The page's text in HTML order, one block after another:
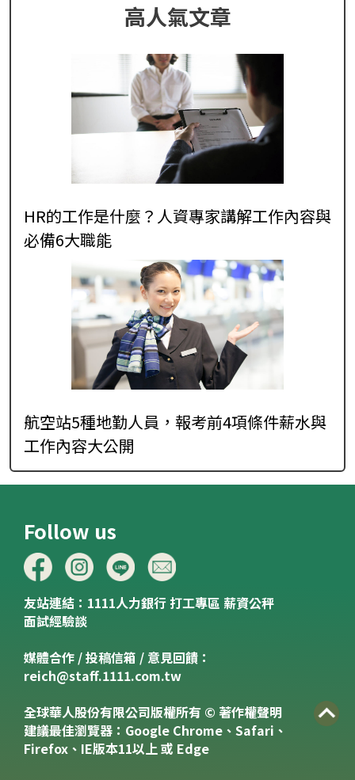
高人氣文章
HR的工作是什麼？人資專家講解工作內容與
必備6大職能
航空站5種地勤人員，報考前4項條件薪水與
工作內容大公開
Follow us
友站連結： 1111人力銀行打工專區 薪資公秤
面試經驗談
媒體合作 / 投稿信箱 / 意見回饋：
reich@staff.1111.com.tw
全球華人股份有限公司版權所有 © 著作權聲明
建議最佳瀏覽器：Google Chrome、Safari、
Firefox、IE版本11以上 或 Edge